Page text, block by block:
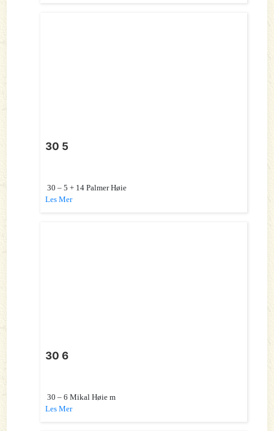
30 5
30 – 5 + 14 Palmer Høie
Les Mer
30 6
30 – 6 Mikal Høie m
Les Mer